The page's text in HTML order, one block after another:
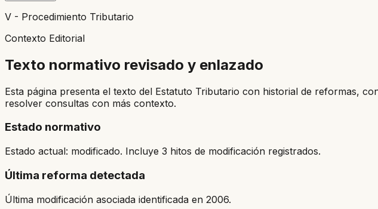
V - Procedimiento Tributario
Contexto Editorial
Texto normativo revisado y enlazado
Esta página presenta el texto del Estatuto Tributario con historial de reformas,
resolver consultas con más contexto.
Estado normativo
Estado actual: modificado. Incluye 3 hitos de modificación registrados.
Última reforma detectada
Última modificación asociada identificada en 2006.